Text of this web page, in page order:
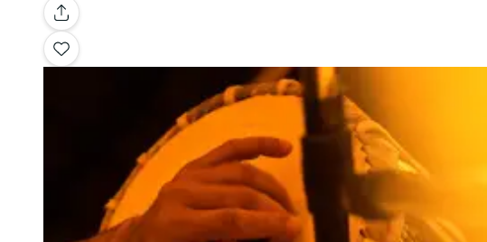
Galería